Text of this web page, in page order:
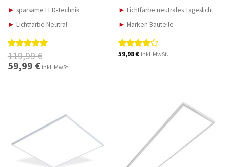
► sparsame LED-Technik
► Lichtfarbe Neutral
Bewertet
mit 5.00
von 5
119,99€
Ursprünglicher
Preis
59,99 €Aktueller
Preis
inkl. MwSt.
► Lichtfarbe neutrales Tageslicht
► Marken Bauteile
Bewertet
59,98€ inkl. MwSt.